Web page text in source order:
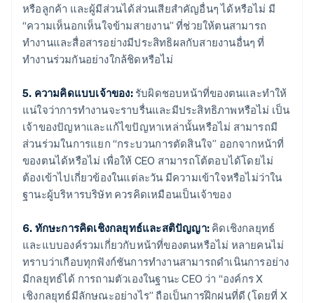
หรือลูกค้า และผู้มีส่วนได้ส่วนเสียสำคัญอื่นๆ ได้หรือไม่ มี
“ความเห็นอกเห็นใจข้ามสายงาน” ที่ช่วยให้ตนสามารถ
ทำงานและสื่อสารอย่างมีประสิทธิผลกับสายงานอื่นๆ ที่
ทำงานร่วมกันอย่างใกล้ชิดหรือไม่
5. ความคิดแบบเจ้าของ:รับผิดชอบหน้าที่ของตนและทำให้
แน่ใจว่าการทำงานจะราบรื่นและมีประสิทธิภาพหรือไม่ เป็น
เจ้าของปัญหาและแก้ไขปัญหาเหล่านั้นหรือไม่ สามารถมี
ส่วนร่วมในการแยก “กระบวนการตัดสินใจ” ออกจากหน้าที่
ของตนได้หรือไม่ เพื่อให้ CEO สามารถโต้ตอบได้โดยไม่
ต้องเข้าไปเกี่ยวข้องในแต่ละวัน มีความเข้าใจหรือไม่ว่าใน
ฐานะผู้บริหารบริษัท ควรคิดเหมือนเป็นเจ้าของ
6. ทักษะการคิดเชิงกลยุทธ์และสติปัญญา: คิดเชิงกลยุทธ์
และแบบองค์รวมเกี่ยวกับหน้าที่ของตนหรือไม่ หลายคนไม่
ทราบว่าเกือบทุกฟังก์ชันการทำงานสามารถดําเนินการอย่าง
มีกลยุทธ์ได้ การถามตัวเองในฐานะ CEO ว่า “องค์กร X
เชิงกลยุทธ์มีลักษณะอย่างไร” ถือเป็นการฝึกฝนที่ดี (โดยที่ X